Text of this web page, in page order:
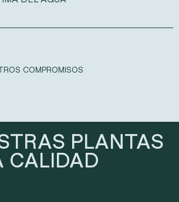
COMPROMISOS
PLANTAS
CALIDAD